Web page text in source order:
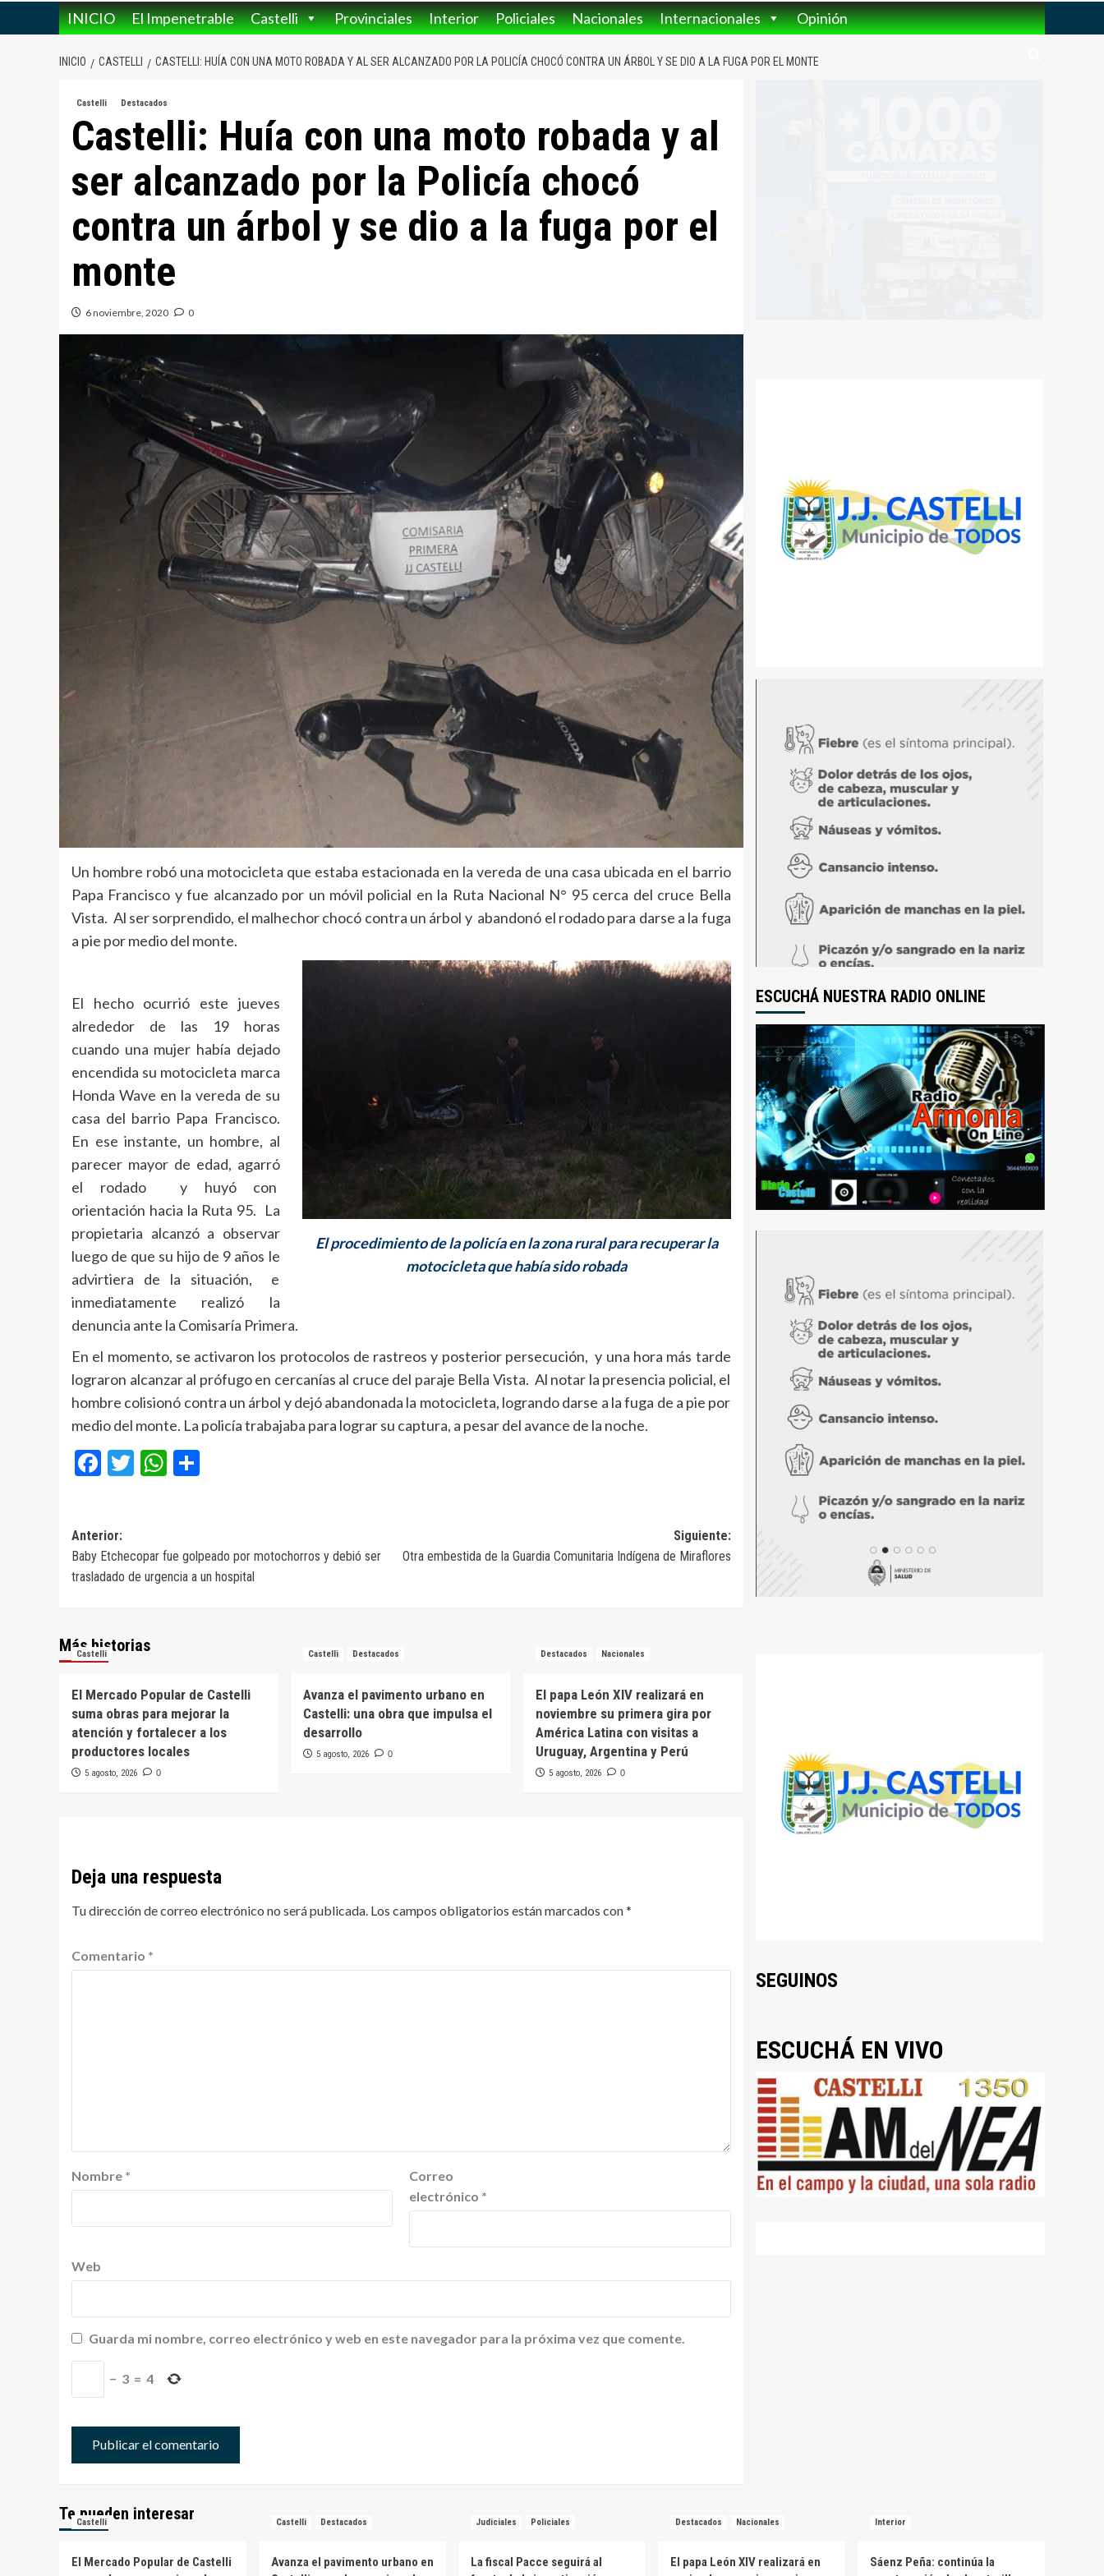
INICIO El Impenetrable Castelli Provinciales Interior Policiales Nacionales Internacionales Opinión
INICIO CASTELLI CASTELLI: HUÍA CON UNA MOTO ROBADA Y AL SER ALCANZADO POR LA POLICÍA CHOCÓ CONTRA UN ÁRBOL Y SE DIO A LA FUGA POR EL MONTE
Castelli Destacados
Castelli: Huía con una moto robada y al
ser alcanzado por la Policía chocó
contra un árbol y se dio a la fuga por el
monte
6 noviembre, 2020 0
Un hombre robó una motocicleta que estaba estacionada en la vereda de una casa ubicada en el barrio
Papa Francisco y fue alcanzado por un móvil policial en la Ruta Nacional N° 95 cerca del cruce Bella
Vista. Al ser sorprendido, el malhechor chocó contra un árbol y abandonó el rodado para darse a la fuga
a pie por medio del monte.
El procedimiento de la policía en la zona rural para recuperar la
motocicleta que había sido robada
El hecho ocurrió este jueves
alrededor de las 19 horas
cuando una mujer había dejado
encendida su motocicleta marca
Honda Wave en la vereda de su
casa del barrio Papa Francisco.
En ese instante, un hombre, al
parecer mayor de edad, agarró
el rodado y huyó con
orientación hacia la Ruta 95. La
propietaria alcanzó a observar
luego de que su hijo de 9 años le
advirtiera de la situación, e
inmediatamente realizó la
denuncia ante la Comisaría Primera.
En el momento, se activaron los protocolos de rastreos y posterior persecución, y una hora más tarde
lograron alcanzar al prófugo en cercanías al cruce del paraje Bella Vista. Al notar la presencia policial, el
hombre colisionó contra un árbol y dejó abandonada la motocicleta, logrando darse a la fuga de a pie por
medio del monte. La policía trabajaba para lograr su captura, a pesar del avance de la noche.
Facebook
TwitterWhatsApp
Navegación
de
entradas
Anterior:
Baby Etchecopar fue golpeado por motochorros y debió ser
trasladado de urgencia a un hospital
Siguiente:
Otra embestida de la Guardia Comunitaria Indígena de Miraflores
Más historias
Castelli
El Mercado Popular de Castelli
suma obras para mejorar la
atención y fortalecer a los
productores locales
5 agosto, 2026 0
Castelli Destacados
Avanza el pavimento urbano en
Castelli: una obra que impulsa el
desarrollo
5 agosto, 2026 0
Destacados Nacionales
El papa León XIV realizará en
noviembre su primera gira por
América Latina con visitas a
Uruguay, Argentina y Perú
5 agosto, 2026 0
Deja una respuesta
Tu dirección de correo electrónico no será publicada. Los campos obligatorios están marcados con*
Comentario *
Nombre *
Correo
electrónico *
Web
Guarda mi nombre, correo electrónico y web en este navegador para la próxima vez que comente.
− 3 = 4
ESCUCHÁ NUESTRA RADIO ONLINE
SEGUINOS
ESCUCHÁ EN VIVO
Te pueden interesar
Castelli
El Mercado Popular de Castelli
Castelli Destacados
Avanza el pavimento urbano en
Judiciales Policiales
La fiscal Pacce seguirá al
Destacados Nacionales
El papa León XIV realizará en
Interior
Sáenz Peña: continúa la